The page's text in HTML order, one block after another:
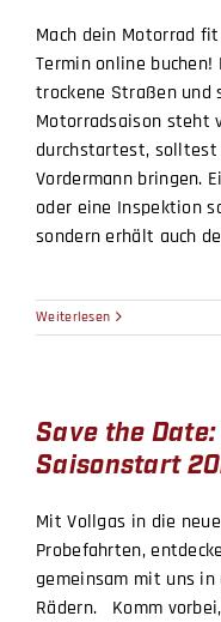
Mach dein Motorrad
Termin online
trockene Straßen und
Motorradsaison steht
durchstartest, solltest
Vordermann bringen.
oder eine Inspektion
sondern erhält auch
Weiterlesen
Save the
Saisonstart
Mit Vollgas in die
Probefahrten,
gemeinsam mit uns
Rädern. Komm